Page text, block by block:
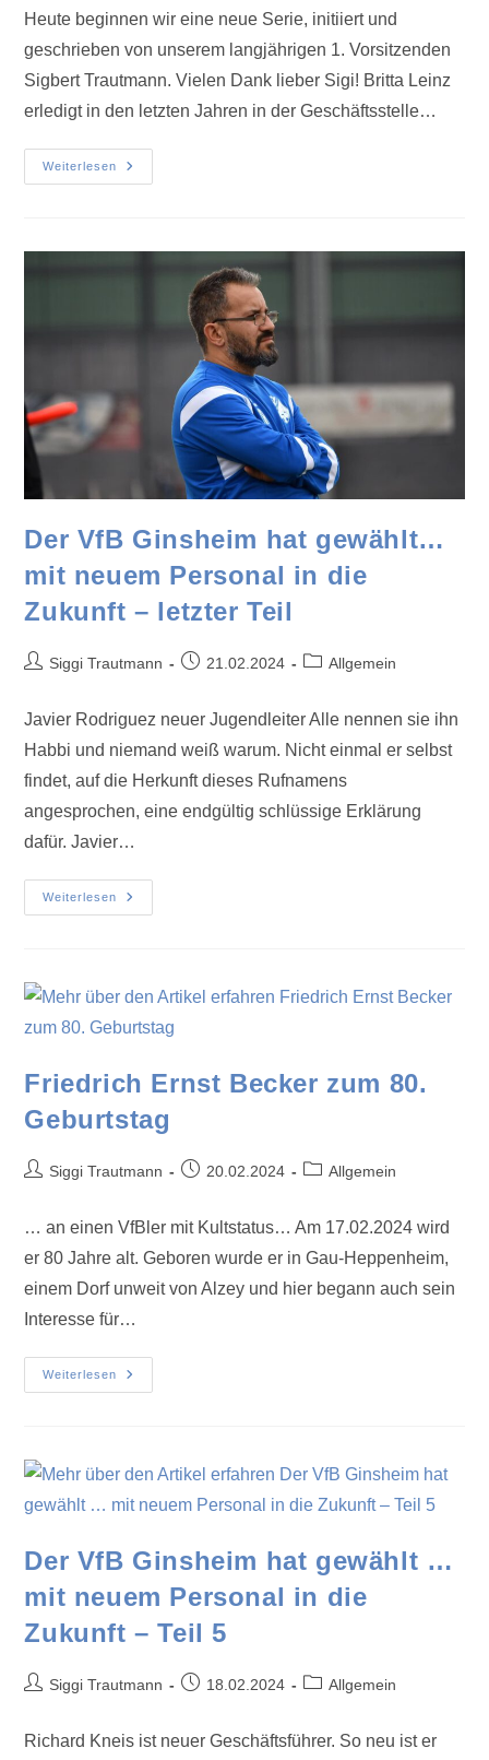
Heute beginnen wir eine neue Serie, initiiert und
geschrieben von unserem langjährigen 1. Vorsitzenden
Sigbert Trautmann. Vielen Dank lieber Sigi! Britta Leinz
erledigt in den letzten Jahren in der Geschäftsstelle…
Weiterlesen
Der VfB Ginsheim hat gewählt…
mit neuem Personal in die
Zukunft – letzter Teil
Siggi Trautmann 21.02.2024 Allgemein
Javier Rodriguez neuer Jugendleiter Alle nennen sie ihn
Habbi und niemand weiß warum. Nicht einmal er selbst
findet, auf die Herkunft dieses Rufnamens
angesprochen, eine endgültig schlüssige Erklärung
dafür. Javier…
Weiterlesen
Friedrich Ernst Becker zum 80.
Geburtstag
Siggi Trautmann 20.02.2024 Allgemein
… an einen VfBler mit Kultstatus… Am 17.02.2024 wird
er 80 Jahre alt. Geboren wurde er in Gau-Heppenheim,
einem Dorf unweit von Alzey und hier begann auch sein
Interesse für…
Weiterlesen
Der VfB Ginsheim hat gewählt …
mit neuem Personal in die
Zukunft – Teil 5
Siggi Trautmann 18.02.2024 Allgemein
Richard Kneis ist neuer Geschäftsführer. So neu ist er